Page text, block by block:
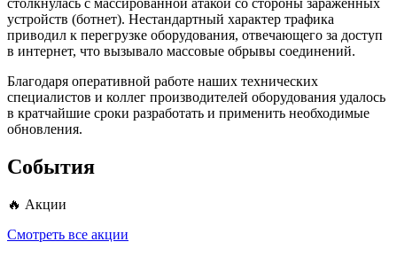
устройств (ботнет). Нестандартный характер трафика
приводил к перегрузке оборудования, отвечающего за доступ
в интернет, что вызывало массовые обрывы соединений.
Благодаря оперативной работе наших технических
специалистов и коллег производителей оборудования удалось
в кратчайшие сроки разработать и применить необходимые
обновления.
События
🔥 Акции
Смотреть все акции